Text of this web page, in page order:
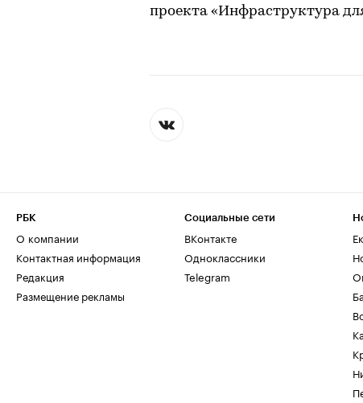
проекта «Инфраструктура
РБК
О компании
Контактная информация
Редакция
Размещение рекламы
Социальные сети
ВКонтакте
Одноклассники
Telegram